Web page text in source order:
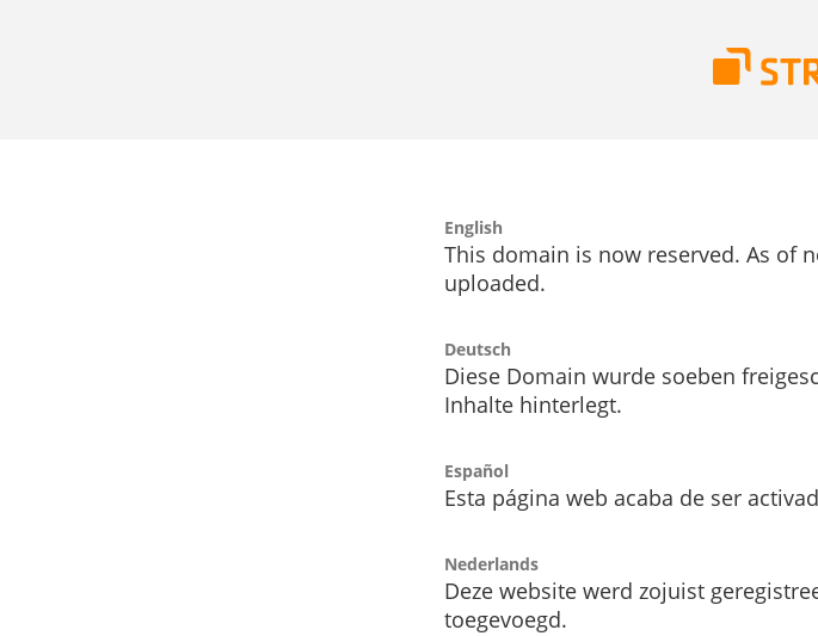
English
This domain is now reserved. As of
uploaded.
Deutsch
Diese Domain wurde soeben
Inhalte hinterlegt.
Español
Esta página web acaba de ser
Nederlands
Deze website werd zojuist
toegevoegd.